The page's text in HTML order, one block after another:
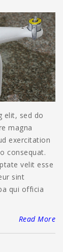
elit, sed do
magna
exercitation
consequat.
velit esse
sint
qui officia
Read More